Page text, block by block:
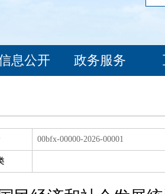
息公开 政务服务
00bfx-00000-2026-00001